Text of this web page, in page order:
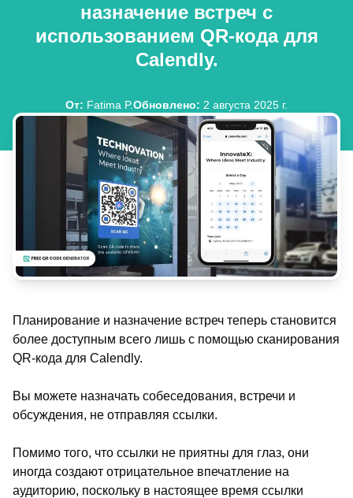
назначение встреч с
использованием QR-кода для
Calendly.
От: Fatima P.Обновлено: 2 августа 2025 г.
Планирование и назначение встреч теперь становится
более доступным всего лишь с помощью сканирования
QR-кода для Calendly.
Вы можете назначать собеседования, встречи и
обсуждения, не отправляя ссылки.
Помимо того, что ссылки не приятны для глаз, они
иногда создают отрицательное впечатление на
аудиторию, поскольку в настоящее время ссылки